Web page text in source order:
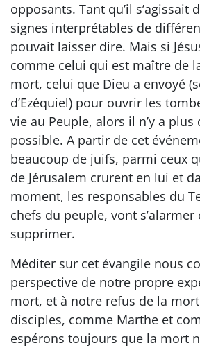
opposants. Tant qu’il s’agissait
signes interprétables de
pouvait laisser dire. Mais si
comme celui qui est maître de
mort, celui que Dieu a envoyé
d’Ezéquiel) pour ouvrir les
vie au Peuple, alors il n’y a
possible. A partir de cet
beaucoup de juifs, parmi ceux
de Jérusalem crurent en lui et
moment, les responsables du
chefs du peuple, vont
supprimer.
Méditer sur cet évangile nous
perspective de notre propre
mort, et à notre refus de la
disciples, comme Marthe et
espérons toujours que la mort